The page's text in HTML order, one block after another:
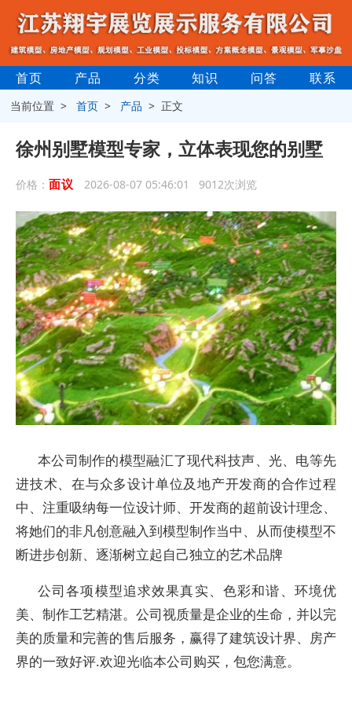
首页 产品 分类 知识 问答 联系
当前位置 >首页 > 产品 > 正文
徐州别墅模型专家，立体表现您的别墅
价格： 面议 2026-08-07 05:46:01 9012次浏览
本公司制作的模型融汇了现代科技声、光、电等先
进技术、在与众多设计单位及地产开发商的合作过程
中、注重吸纳每一位设计师、开发商的超前设计理念、
将她们的非凡创意融入到模型制作当中、从而使模型不
断进步创新、逐渐树立起自己独立的艺术品牌
公司各项模型追求效果真实、色彩和谐、环境优
美、制作工艺精湛。公司视质量是企业的生命，并以完
美的质量和完善的售后服务，赢得了建筑设计界、房产
界的一致好评.欢迎光临本公司购买，包您满意。